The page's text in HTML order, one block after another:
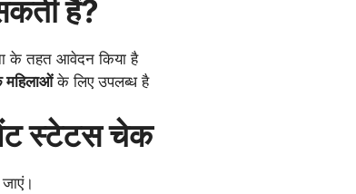
हैं?
के तहत आवेदन किया है
महिलाओंके लिए उपलब्ध है
स्टेटस चेक